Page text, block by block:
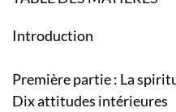
Introduction
Première partie : La
Dix attitudes intérieures